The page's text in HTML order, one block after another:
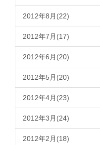
2012年8月(22)
2012年7月(17)
2012年6月(20)
2012年5月(20)
2012年4月(23)
2012年3月(24)
2012年2月(18)